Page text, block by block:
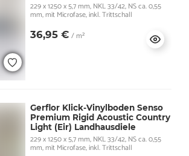
229 x 1250 x 5,7 mm, NKL 33/42, NS ca. 0,55
mm, mit Microfase, inkl. Trittschall
36,95 € / m²
Gerflor Klick-Vinylboden Senso
Premium Rigid Acoustic Country
Light (Eir) Landhausdiele
229 x 1250 x 5,7 mm, NKL 33/42, NS ca. 0,55
mm, mit Microfase, inkl. Trittschall